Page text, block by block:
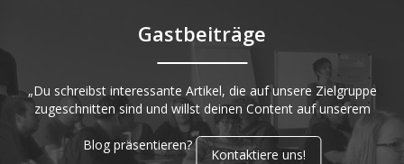
Gastbeiträge
„Du schreibst interessante Artikel, die auf unsere Zielgruppe
zugeschnitten sind und willst deinen Content auf unserem
Blog präsentieren?
Kontaktiere uns!